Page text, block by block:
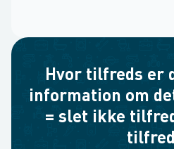
Hvor tilfreds er
information om
= slet ikke